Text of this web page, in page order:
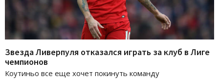
Звезда Ливерпуля отказался играть за клуб в Лиге
чемпионов
Коутиньо все еще хочет покинуть команду